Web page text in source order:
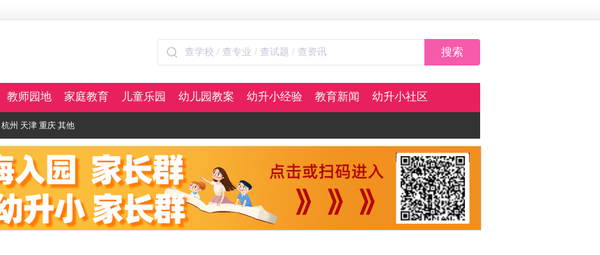
搜索
教师园地 家庭教育 儿童乐园 幼儿园教案 幼升小经验 教育新闻 幼升小社区
杭州 天津 重庆 其他